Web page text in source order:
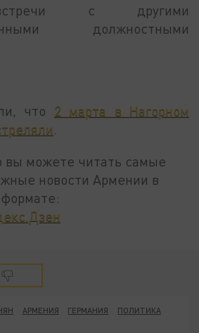
с другими
должностными
что 2 марта в Нагорном
вы можете читать самые
новости Армении в
АРМЕНИЯ ГЕРМАНИЯ
ПОЛИТИКА